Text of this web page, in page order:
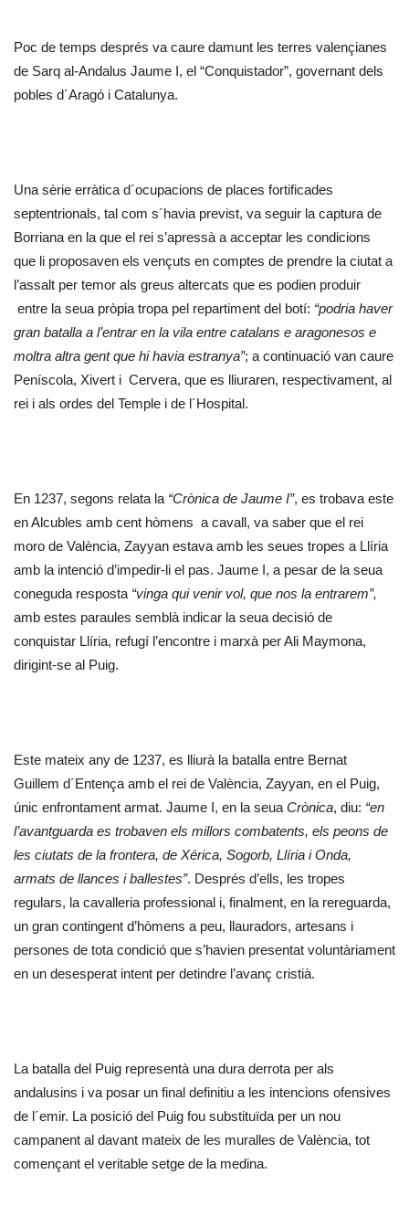
Poc de temps després va caure damunt les terres valençianes
de Sarq al-Andalus Jaume I, el “Conquistador”, governant dels
pobles d´Aragó i Catalunya.
Una sèrie erràtica d´ocupacions de places fortificades
septentrionals, tal com s´havia previst, va seguir la captura de
Borriana en la que el rei s’apressà a acceptar les condicions
que li proposaven els vençuts en comptes de prendre la ciutat a
l’assalt per temor als greus altercats que es podien produir
entre la seua pròpia tropa pel repartiment del botí: “podria haver
gran batalla a l’entrar en la vila entre catalans e aragonesos e
moltra altra gent que hi havia estranya”; a continuació van caure
Peníscola, Xivert i Cervera, que es lliuraren, respectivament, al
rei i als ordes del Temple i de l´Hospital.
En 1237, segons relata la “Crònica de Jaume I”, es trobava este
en Alcubles amb cent hòmens a cavall, va saber que el rei
moro de València, Zayyan estava amb les seues tropes a Llíria
amb la intenció d’impedir-li el pas. Jaume I, a pesar de la seua
coneguda resposta “vinga qui venir vol, que nos la entrarem”,
amb estes paraules semblà indicar la seua decisió de
conquistar Llíria, refugí l’encontre i marxà per Ali Maymona,
dirigint-se al Puig.
Este mateix any de 1237, es lliurà la batalla entre Bernat
Guillem d´Entença amb el rei de València, Zayyan, en el Puig,
únic enfrontament armat. Jaume I, en la seua Crònica, diu: “en
l’avantguarda es trobaven els millors combatents, els peons de
les ciutats de la frontera, de Xérica, Sogorb, Llíria i Onda,
armats de llances i ballestes”. Després d’ells, les tropes
regulars, la cavalleria professional i, finalment, en la rereguarda,
un gran contingent d’hòmens a peu, llauradors, artesans i
persones de tota condició que s’havien presentat voluntàriament
en un desesperat intent per detindre l’avanç cristià.
La batalla del Puig representà una dura derrota per als
andalusins i va posar un final definitiu a les intencions ofensives
de l´emir. La posició del Puig fou substituïda per un nou
campanent al davant mateix de les muralles de València, tot
començant el veritable setge de la medina.